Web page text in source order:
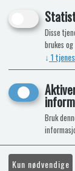
Disse
brukes
↓ 1
Bruk
Kun nødvendige